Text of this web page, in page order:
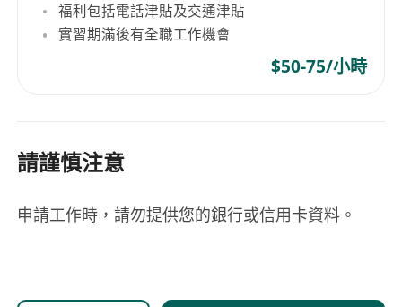
福利包括電話津貼及交通津貼
實習期滿後有全職工作機會
$50-75/小時
請謹慎注意
申請工作時，請勿提供您的銀行或信用卡資料。